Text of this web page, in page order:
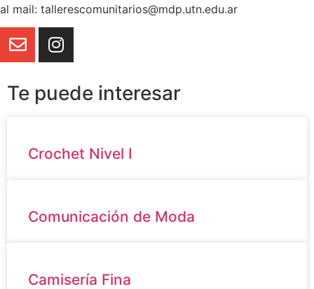
al mail: tallerescomunitarios@mdp.utn.edu.ar
Te puede interesar
Crochet Nivel I
Comunicación de Moda
Camisería Fina